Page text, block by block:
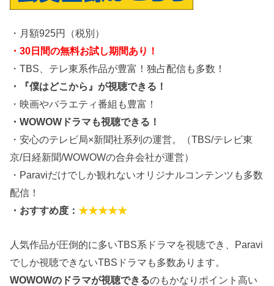
・月額925円（税別）
・30日間の無料お試し期間あり！
・TBS、テレ東系作品が豊富！独占配信も多数！
・『僕はどこから』が視聴できる！
・映画やバラエティ番組も豊富！
・WOWOWドラマも視聴できる！
・安心のテレビ局×新聞社系列の運営。（TBS/テレビ東
京/日経新聞/WOWOWの合弁会社が運営）
・Paraviだけでしか観れないオリジナルコンテンツも多数
配信！
・おすすめ度：★★★★★
人気作品が圧倒的に多いTBS系ドラマを視聴でき、Paravi
でしか視聴できないTBSドラマも多数あります。
WOWOWのドラマが視聴できるのもかなりポイント高い